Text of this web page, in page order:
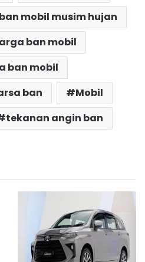
ban mobil musim hujan
ban mobil
ban mobil
ban
Mobil
tekanan angin ban